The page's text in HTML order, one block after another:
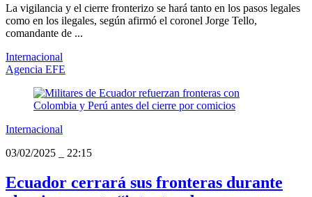
La vigilancia y el cierre fronterizo se hará tanto en los pasos legales
como en los ilegales, según afirmó el coronel Jorge Tello,
comandante de ...
Internacional
Agencia EFE
Internacional
03/02/2025
22:15
Ecuador cerrará sus fronteras durante